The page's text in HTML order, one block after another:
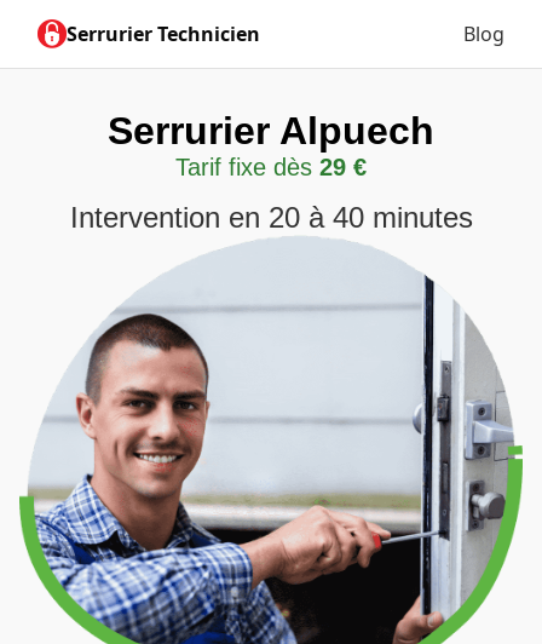
Serrurier Technicien Blog
Serrurier Alpuech
Tarif fixe dès 29 €
Intervention en 20 à 40 minutes